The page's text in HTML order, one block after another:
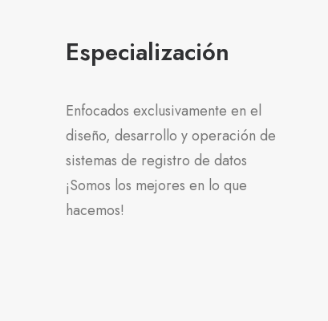
Especialización
Enfocados exclusivamente en el
diseño, desarrollo y operación de
sistemas de registro de datos
¡Somos los mejores en lo que
hacemos!